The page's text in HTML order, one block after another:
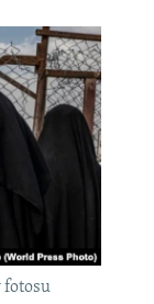
fotosu